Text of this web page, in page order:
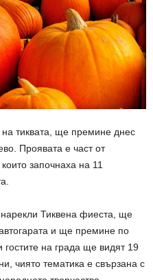
тиквата, ще премине днес
Проявата е част от
започнаха на 11
нарекли Тиквена фиеста, ще
и ще премине по
на града ще видят 19
чиято тематика е свързана с